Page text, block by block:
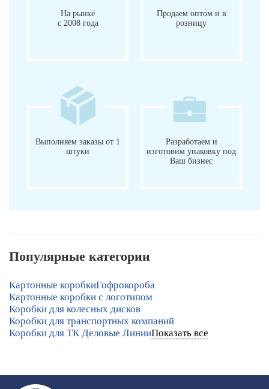
На рынке
с 2008 года
Продаем оптом и в
розницу
Выполняем заказы от 1
штуки
Разработаем и
изготовим упаковку под
Ваш бизнес
Популярные категории
Картонные коробкиГофрокороба
Картонные коробки с логотипом
Коробки для колесных дисков
Коробки для транспортных компаний
Коробки для ТК Деловые ЛинииПоказать все